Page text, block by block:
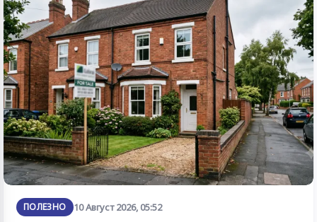
ПОЛЕЗНО 10 Август 2026, 05:52